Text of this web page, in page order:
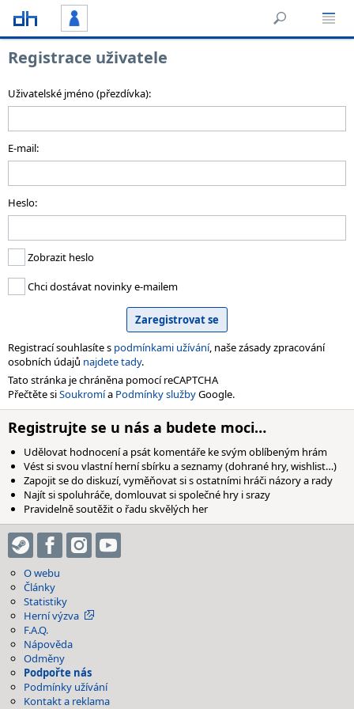
Registrace uživatele
Uživatelské jméno (přezdívka):
E-mail:
Heslo:
Zobrazit heslo
Chci dostávat novinky e-mailem
Registrací souhlasíte s podmínkami užívání, naše zásady zpracování
osobních údajů najdete tady.
Tato stránka je chráněna pomocí reCAPTCHA
Přečtěte siSoukromía Podmínky službyGoogle.
Registrujte se u nás a budete moci…
Udělovat hodnocení a psát komentáře ke svým oblíbeným hrám
Vést si svou vlastní herní sbírku a seznamy (dohrané hry, wishlist…)
Zapojit se do diskuzí, vyměňovat si s ostatními hráči názory a rady
Najít si spoluhráče, domlouvat si společné hry i srazy
Pravidelně soutěžit o řadu skvělých her
O webu
Články
Statistiky
Herní výzva
F.A.Q.
Nápověda
Odměny
Podpořte nás
Podmínky užívání
Kontakt a reklama